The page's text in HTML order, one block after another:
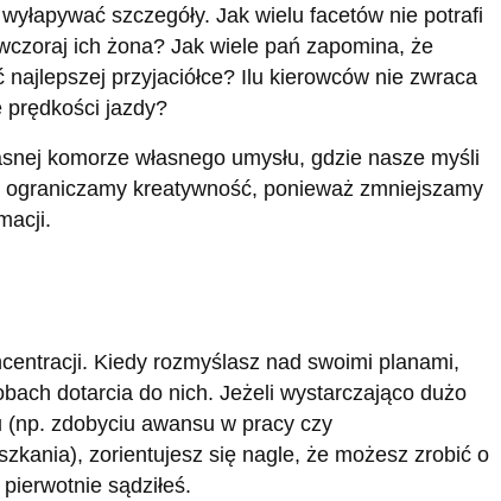
szczegóły. Jak wielu facetów nie potrafi
ich żona? Jak wiele pań zapomina, że
przyjaciółce? Ilu kierowców nie zwraca
prędkości jazdy?
komorze własnego umysłu, gdzie nasze myśli
kreatywność, ponieważ zmniejszamy
Kiedy rozmyślasz nad swoimi planami,
dotarcia do nich. Jeżeli wystarczająco dużo
zdobyciu awansu w pracy czy
zorientujesz się nagle, że możesz zrobić o
sądziłeś.